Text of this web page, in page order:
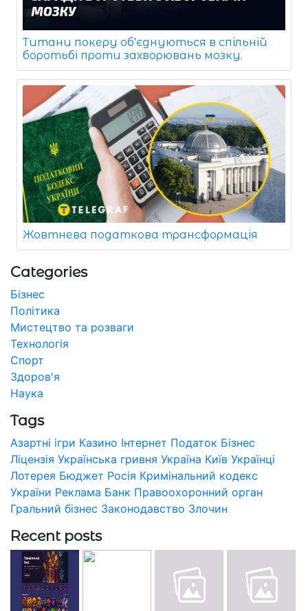
Титани покеру об'єднуються в спільній
боротьбі проти захворювань мозку.
Жовтнева податкова трансформація
Categories
Бізнес
Політика
Мистецтво та розваги
Технологія
Спорт
Здоров'я
Наука
Tags
Азартні ігри Казино Інтернет Податок Бізнес
Ліцензія Українська гривня Україна Київ Українці
Лотерея Бюджет Росія Кримінальний кодекс
України Реклама Банк Правоохоронний орган
Гральний бізнес Законодавство Злочин
Recent posts